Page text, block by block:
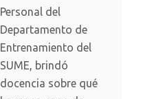
Personal del
Departamento de
Entrenamiento del
SUME, brindó
docencia sobre qué